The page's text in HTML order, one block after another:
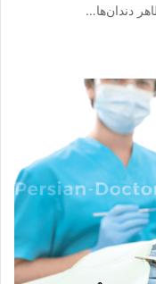
دندان‌ها…